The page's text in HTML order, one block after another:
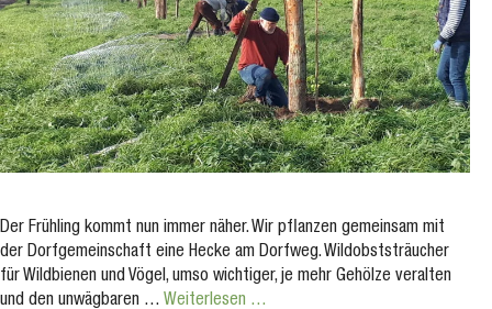
Der Frühling kommt nun immer näher. Wir pflanzen gemeinsam mit
der Dorfgemeinschaft eine Hecke am Dorfweg. Wildobststräucher
für Wildbienen und Vögel, umso wichtiger, je mehr Gehölze veralten
und den unwägbaren … Weiterlesen …